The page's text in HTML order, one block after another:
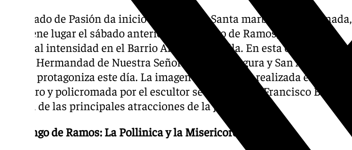
El Sábado de Pasión da inicio a la Semana Santa marbellí. Esta jornada,
que tiene lugar el sábado anterior al Domingo de Ramos, se vive con
especial intensidad en el Barrio Alto de Marbella. En esta ocasión, la
nueva Hermandad de Nuestra Señora de la Amargura y San Antonio de
Padua protagoniza este día. La imagen de la Virgen, realizada en madera
de cedro y policromada por el escultor sevillano José Francisco Blasco,
es una de las principales atracciones de la jornada.
Domingo de Ramos: La Pollinica y la Misericordia